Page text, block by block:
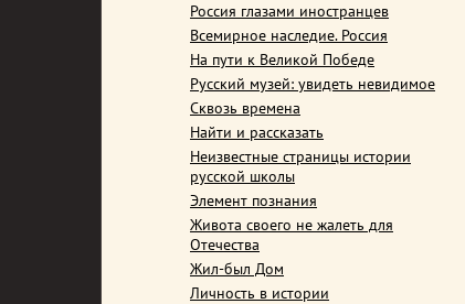
Россия глазами иностранцев
Всемирное наследие. Россия
На пути к Великой Победе
Русский музей: увидеть невидимое
Сквозь времена
Найти и рассказать
Неизвестные страницы истории
русской школы
Элемент познания
Живота своего не жалеть для
Отечества
Жил-был Дом
Личность в истории